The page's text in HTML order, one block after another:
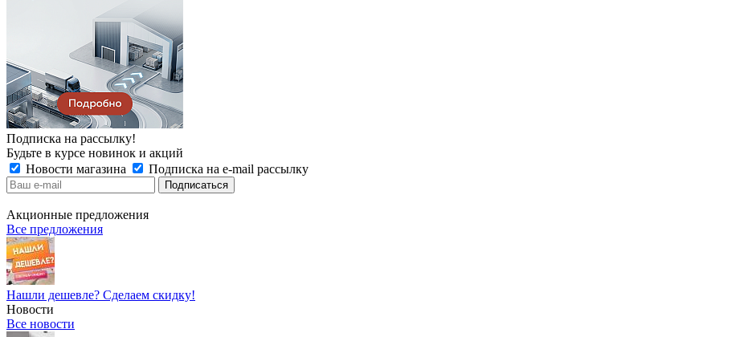
Подписка на рассылку!
Будьте в курсе новинок и акций
Новости магазина
Подписка на e-mail рассылку
Акционные предложения
Все предложения
Нашли дешевле? Сделаем скидку!
Новости
Все новости